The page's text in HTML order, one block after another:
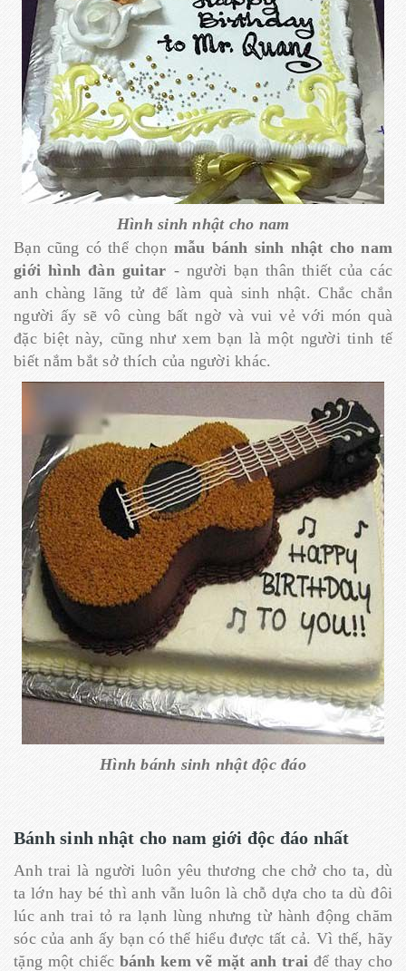
Hình sinh nhật cho nam
Bạn cũng có thể chọn mẫu bánh sinh nhật cho nam
giới hình đàn guitar - người bạn thân thiết của các
anh chàng lãng tử để làm quà sinh nhật. Chắc chắn
người ấy sẽ vô cùng bất ngờ và vui vẻ với món quà
đặc biệt này, cũng như xem bạn là một người tinh tế
biết nắm bắt sở thích của người khác.
Hình bánh sinh nhật độc đáo
Bánh sinh nhật cho nam giới độc đáo nhất
Anh trai là người luôn yêu thương che chở cho ta, dù
ta lớn hay bé thì anh vẫn luôn là chỗ dựa cho ta dù đôi
lúc anh trai tỏ ra lạnh lùng nhưng từ hành động chăm
sóc của anh ấy bạn có thể hiểu được tất cả. Vì thế, hãy
tặng một chiếc bánh kem vẽ mặt anh trai để thay cho